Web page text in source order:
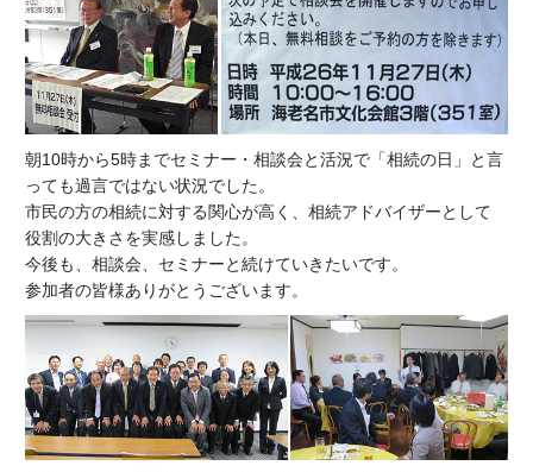
朝10時から5時までセミナー・相談会と活況で「相続の日」と言
っても過言ではない状況でした。
市民の方の相続に対する関心が高く、相続アドバイザーとして
役割の大きさを実感しました。
今後も、相談会、セミナーと続けていきたいです。
参加者の皆様ありがとうございます。